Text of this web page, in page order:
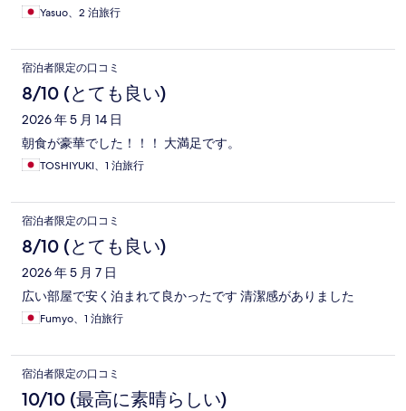
Yasuo、2 泊旅行
宿泊者限定の口コミ
8/10 (とても良い)
2026 年 5 月 14 日
朝食が豪華でした！！！ 大満足です。
TOSHIYUKI、1 泊旅行
宿泊者限定の口コミ
8/10 (とても良い)
2026 年 5 月 7 日
広い部屋で安く泊まれて良かったです 清潔感がありました
Fumyo、1 泊旅行
宿泊者限定の口コミ
10/10 (最高に素晴らしい)